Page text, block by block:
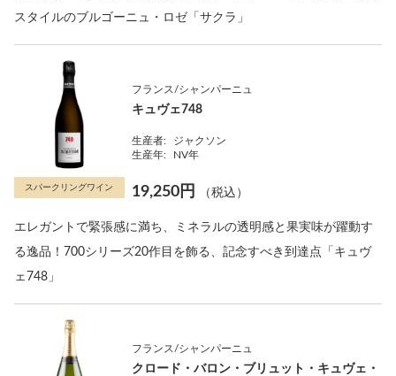
スタイルのブルゴーニュ・ロゼ「サクラ」
スパークリングワイン
フランス/シャンパーニュ
キュヴェ748
生産者:
ジャクソン
生産年:
NV年
19,250円 （税込）
エレガントで緊張感に満ち、ミネラルの透明感と果実味が躍動す
る逸品！700シリーズ20作目を飾る、記念すべき到達点「キュヴ
ェ748」
フランス/シャンパーニュ
クロード・バロン・ブリュット・キュヴェ・